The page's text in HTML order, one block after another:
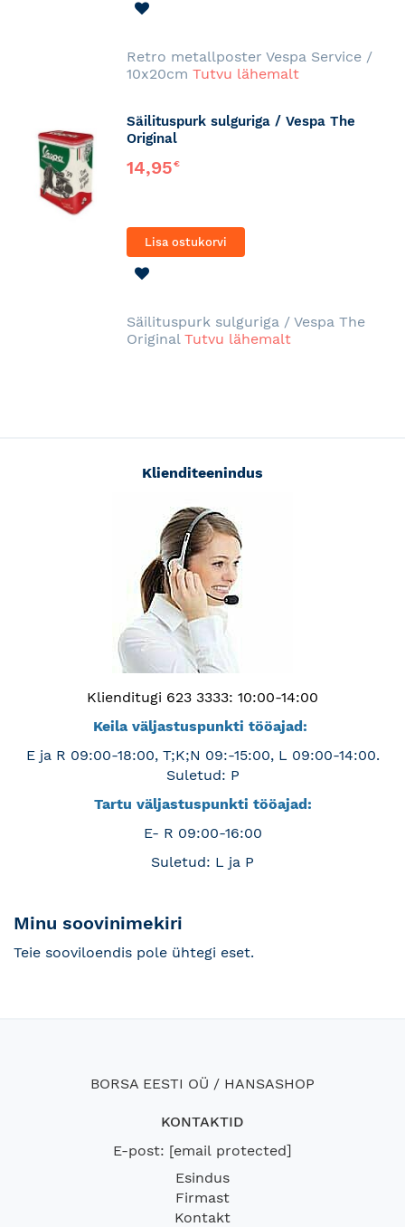
Retro metallposter Vespa Service /
10x20cm Tutvu lähemalt
Säilituspurk sulguriga / Vespa The
Original
14,95€
Lisa ostukorvi
Säilituspurk sulguriga / Vespa The
Original Tutvu lähemalt
Klienditeenindus
Klienditugi 623 3333: 10:00-14:00
Keila väljastuspunkti tööajad:
E ja R 09:00-18:00, T;K;N 09:-15:00, L 09:00-14:00.
Suletud: P
Tartu väljastuspunkti tööajad:
E- R 09:00-16:00
Suletud: L ja P
Minu soovinimekiri
Teie sooviloendis pole ühtegi eset.
BORSA EESTI OÜ / HANSASHOP
KONTAKTID
E-post: [email protected]
Esindus
Firmast
Kontakt